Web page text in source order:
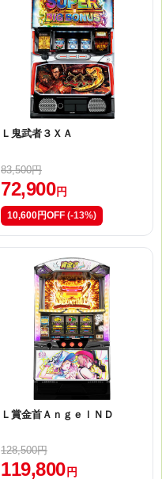
Ｌ鬼武者３ＸＡ
83,500円
72,900 円
10,600円OFF (-13%)
Ｌ賞金首ＡｎｇｅｌＮＤ
128,500円
119,800 円